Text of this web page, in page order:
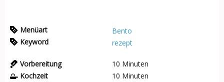
Menüart
Bento
Keyword
rezept
Vorbereitung 10 Minuten
Kochzeit
10 Minuten